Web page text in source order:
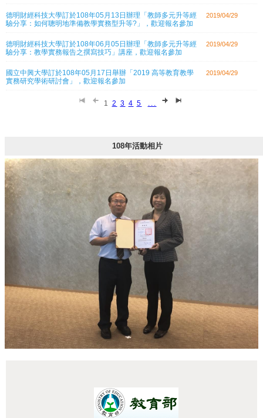
德明財經科技大學訂於108年05月13日辦理「教師多元升等經
驗分享：如何聰明地準備教學實務型升等?」，歡迎報名參加
2019/04/29
德明財經科技大學訂於108年06月05日辦理「教師多元升等經
驗分享：教學實務報告之撰寫技巧」講座，歡迎報名參加
2019/04/29
國立中興大學訂於108年05月17日舉辦「2019 高等教育教學
實務研究學術研討會」，歡迎報名參加
2019/04/29
1 2 3 4 5 ...
108年活動相片